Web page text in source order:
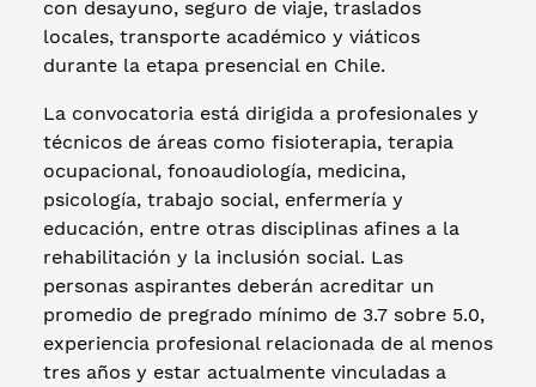
con desayuno, seguro de viaje, traslados
locales, transporte académico y viáticos
durante la etapa presencial en Chile.
La convocatoria está dirigida a profesionales y
técnicos de áreas como fisioterapia, terapia
ocupacional, fonoaudiología, medicina,
psicología, trabajo social, enfermería y
educación, entre otras disciplinas afines a la
rehabilitación y la inclusión social. Las
personas aspirantes deberán acreditar un
promedio de pregrado mínimo de 3.7 sobre 5.0,
experiencia profesional relacionada de al menos
tres años y estar actualmente vinculadas a